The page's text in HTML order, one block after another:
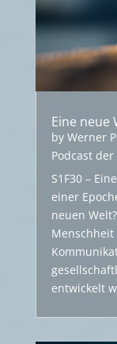
Eine neue
by Werner
Podcast
S1F30 –
einer
neuen
Menschheit
entwickelt